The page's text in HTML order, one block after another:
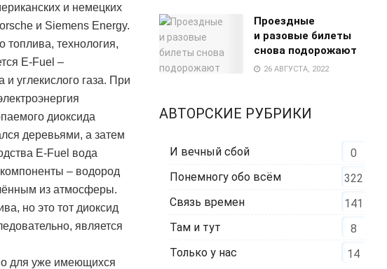
и немецких
и Siemens Energy.
топлива, технология,
E-Fuel –
углекислого газа. При
диоксида
деревьями, а затем
Е-Fuel вода
– водород
из атмосферы.
но это тот диоксид
является
для уже имеющихся
Проездные
и разовые билеты
снова подорожают
26 АВГУСТА, 2022
АВТОРСКИЕ РУБРИКИ
И вечный сбой
0
Понемногу обо всём
322
Связь времен
141
Там и тут
8
Только у нас
14